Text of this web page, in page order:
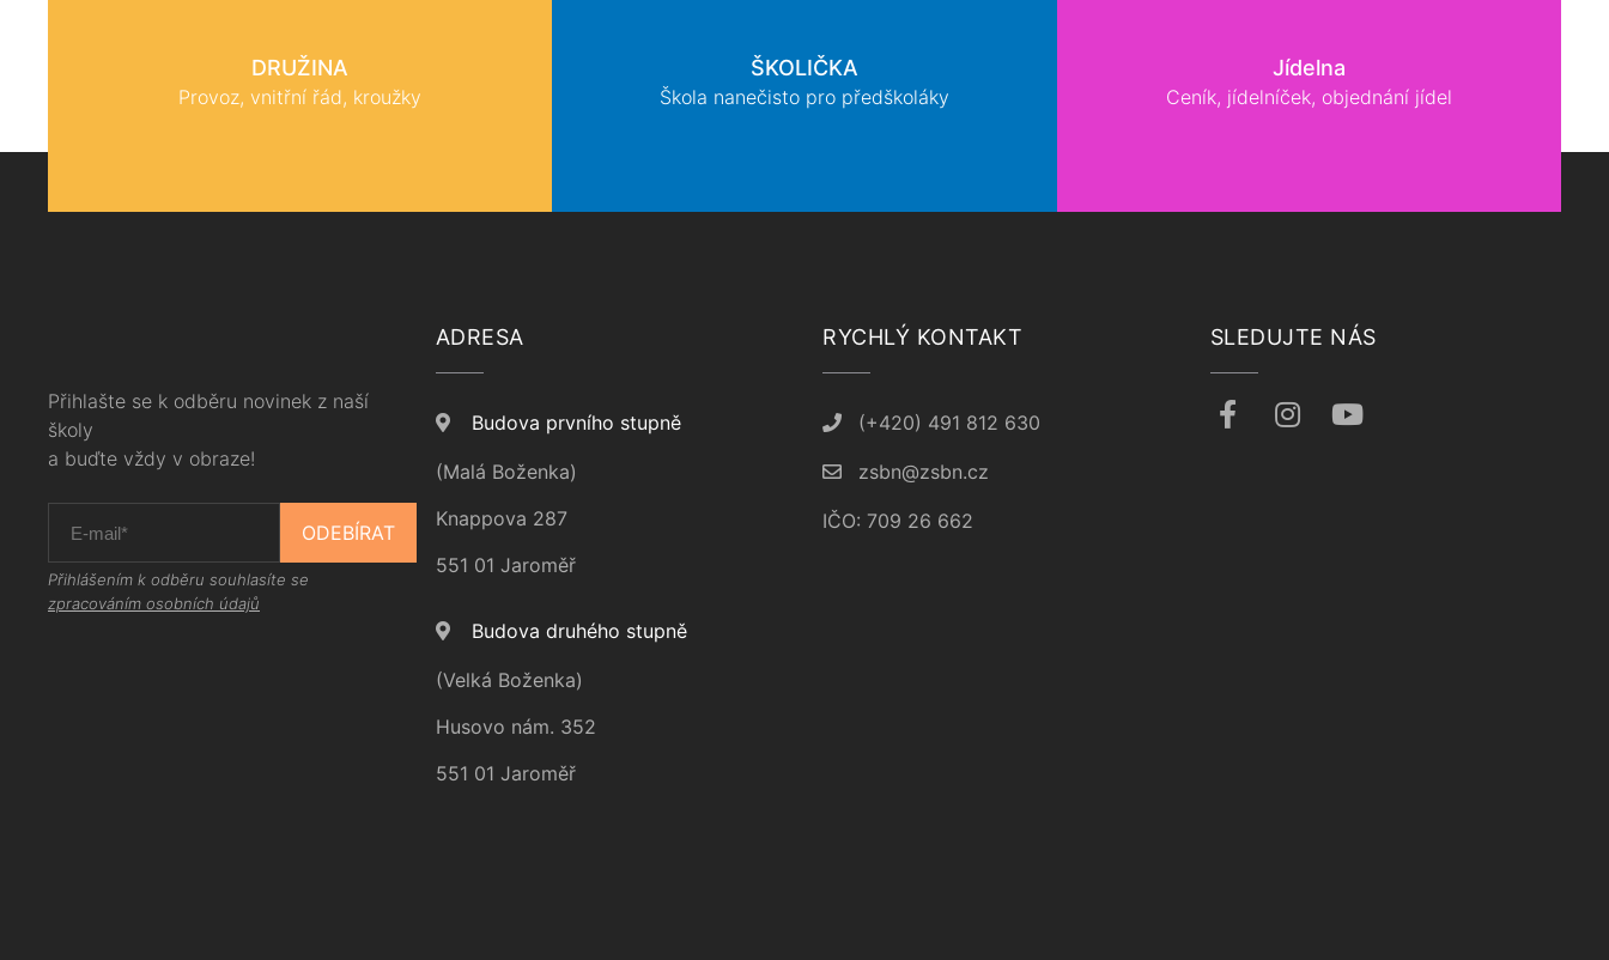
DRUŽINA
Provoz, vnitřní řád, kroužky
ŠKOLIČKA
Škola nanečisto pro předškoláky
Jídelna
Ceník, jídelníček, objednání jídel
Přihlašte se k odběru novinek z naší
školy
a buďte vždy v obraze!
ODEBÍRAT
Přihlášením k odběru souhlasíte se
zpracováním osobních údajů
ADRESA
Budova prvního stupně
(Malá Boženka)
Knappova 287
551 01 Jaroměř
Budova druhého stupně
(Velká Boženka)
Husovo nám. 352
551 01 Jaroměř
RYCHLÝ KONTAKT
(+420) 491 812 630
zsbn@zsbn.cz
IČO: 709 26 662
SLEDUJTE NÁS